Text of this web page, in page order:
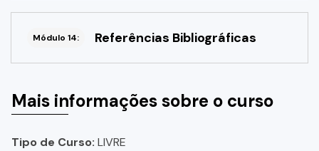
Módulo 14: Referências Bibliográficas
Mais informações sobre o curso
Tipo de Curso: LIVRE